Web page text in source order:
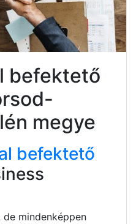
befektető
megye
befektető
mindenképpen